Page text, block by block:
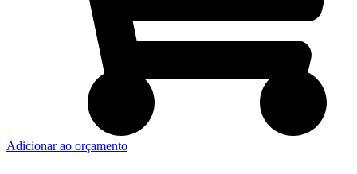
Adicionar ao orçamento